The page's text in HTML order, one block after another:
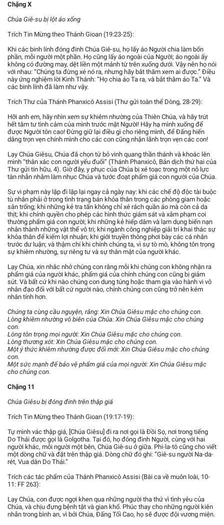
Chặng X
Chúa Giê-su bị lột áo xống
Trích Tin Mừng theo Thánh Gioan (19:23-25):
Khi các binh lính đóng đinh Chúa Giê-su, họ lấy áo Người chia làm bốn
phần, mỗi người một phần. Họ cũng lấy áo ngoài của Người; áo ngoài ấy
không có đường may, dệt liền một mảnh từ trên xuống dưới. Vậy nên họ nói
với nhau: “Chúng ta đừng xé nó ra, nhưng hãy bắt thăm xem ai được.” Điều
này ứng nghiệm lời Kinh Thánh: “Họ chia áo Ta ra, và bắt thăm áo Ta.” Và
các binh lính đã làm như vậy.
Trích Thư của Thánh Phanxicô Assisi (Thư gửi toàn thể Dòng, 28-29):
Hỡi anh em, hãy nhìn xem sự khiêm nhường của Thiên Chúa, và hãy trút
hết tâm tư tình cảm của mình trước mặt Người! Hãy hạ mình xuống để
được Người tôn cao! Đừng giữ lại điều gì cho riêng mình, để Đấng hiến
dâng trọn vẹn chính mình cho các con cũng nhận lãnh trọn vẹn các con!
Lạy Chúa Giêsu, Chúa đã chọn từ bỏ vinh quang thần thánh và khoác lên
mình “thân xác con người yếu đuối” (Thánh Phanxicô, Bản dịch thứ hai của
Thư gửi tín hữu, 4). Giờ đây, y phục của Chúa bị xé toạc trong một nỗ lực
tàn nhẫn nhằm làm nhục Chúa và tước đoạt phẩm giá con người của Chúa.
Sự vi phạm này lặp đi lặp lại ngay cả ngày nay: khi các chế độ độc tài buộc
tù nhân phải ở trong tình trạng bán khỏa thân trong các phòng giam hoặc
sân trống; khi những kẻ tra tấn không chỉ xé rách quần áo mà còn cả da
thịt; khi chính quyền cho phép các hình thức giám sát và xâm phạm coi
thường phẩm giá con người; khi những kẻ hiếp dâm và lạm dụng biến nạn
nhân thành những vật thể vô tri; khi ngành công nghiệp giải trí khai thác sự
khỏa thân để kiếm lợi nhuận; khi giới truyền thông phơi bày các cá nhân
trước dư luận; và thậm chí khi chính chúng ta, vì sự tò mò, không tôn trọng
sự khiêm nhường, sự riêng tư và sự thân mật của người khác.
Lạy Chúa, xin nhắc nhở chúng con rằng mỗi khi chúng con không nhận ra
phẩm giá của người khác, phẩm giá của chính chúng con cũng bị giảm
sút. Và bất cứ khi nào chúng con dung túng hoặc tham gia vào hành vi vô
nhân đạo đối với bất cứ người nào, chính chúng con cũng trở nên kém
nhân tính hơn.
Chúng ta cùng cầu nguyện, rằng: Xin Chúa Giêsu mặc cho chúng con.
Lòng khiêm nhường vô biên của Chúa: Xin Chúa Giêsu mặc cho chúng
con.
Lòng tôn trọng mọi người: Xin Chúa Giêsu mặc cho chúng con.
Lòng thương xót: Xin Chúa Giêsu mặc cho chúng con.
Một ý thức khiêm nhường được đổi mới: Xin Chúa Giêsu mặc cho chúng
con.
Một sức mạnh để bảo vệ phẩm giá của mọi người: Xin Chúa Giêsu mặc
cho chúng con.
Chặng 11
Chúa Giêsu bị đóng đinh trên thập giá
Trích Tin Mừng theo Thánh Gioan (19:17-19):
Tự mình vác thập giá, [Chúa Giêsu] đi ra nơi gọi là Đồi Sọ, nơi trong tiếng
Do Thái được gọi là Golgotha. Tại đó, họ đóng đinh Người, cùng với hai
người khác, mỗi người một bên, Chúa Giê-su ở giữa. Phi-la-tô cũng cho viết
một dòng chữ và đặt trên thập giá. Dòng chữ đó ghi: “Giê-su người Na-da-
rét, Vua dân Do Thái.”
Trích các tác phẩm của Thánh Phanxicô Assisi (Bài ca về muôn loài, 10-
11: FF 263):
Lạy Chúa, con được ngợi khen qua những người tha thứ vì tình yêu của
Chúa, và chịu đựng bệnh tật và gian khổ. Phúc thay cho những người kiên
nhẫn trong bình an, vì bởi Chúa, Đấng Tối Cao, họ sẽ được đội vương miện.